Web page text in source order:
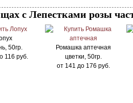
с Лепестками розы
50гр.
116 руб.
Ромашка аптечная
цветки, 50гр.
от 141 до 176 руб.